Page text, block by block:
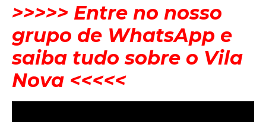
>>>>> Entre no nosso
grupo de WhatsApp e
saiba tudo sobre o Vila
Nova <<<<<